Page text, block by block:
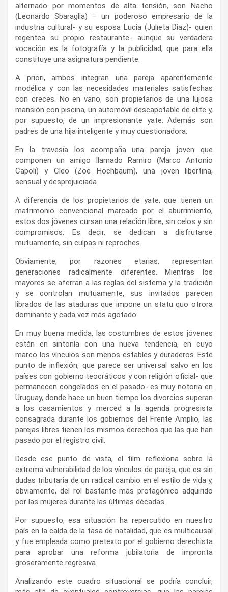
alternado por momentos de alta tensión, son Nacho
(Leonardo Sbaraglia) – un poderoso empresario de la
industria cultural- y su esposa Lucía (Julieta Díaz)- quien
regentea su propio restaurante- aunque su verdadera
vocación es la fotografía y la publicidad, que para ella
constituye una asignatura pendiente.
A priori, ambos integran una pareja aparentemente
modélica y con las necesidades materiales satisfechas
con creces. No en vano, son propietarios de una lujosa
mansión con piscina, un automóvil descapotable de elite y,
por supuesto, de un impresionante yate. Además son
padres de una hija inteligente y muy cuestionadora.
En la travesía los acompaña una pareja joven que
componen un amigo llamado Ramiro (Marco Antonio
Capoli) y Cleo (Zoe Hochbaum), una joven libertina,
sensual y desprejuiciada.
A diferencia de los propietarios de yate, que tienen un
matrimonio convencional marcado por el aburrimiento,
estos dos jóvenes cursan una relación libre, sin celos y sin
compromisos. Es decir, se dedican a disfrutarse
mutuamente, sin culpas ni reproches.
Obviamente, por razones etarias, representan
generaciones radicalmente diferentes. Mientras los
mayores se aferran a las reglas del sistema y la tradición
y se controlan mutuamente, sus invitados parecen
librados de las ataduras que impone un statu quo otrora
dominante y cada vez más agotado.
En muy buena medida, las costumbres de estos jóvenes
están en sintonía con una nueva tendencia, en cuyo
marco los vínculos son menos estables y duraderos. Este
punto de inflexión, que parece ser universal salvo en los
países con gobierno teocráticos y con religión oficial- que
permanecen congelados en el pasado- es muy notoria en
Uruguay, donde hace un buen tiempo los divorcios superan
a los casamientos y merced a la agenda progresista
consagrada durante los gobiernos del Frente Amplio, las
parejas libres tienen los mismos derechos que las que han
pasado por el registro civil.
Desde ese punto de vista, el film reflexiona sobre la
extrema vulnerabilidad de los vínculos de pareja, que es sin
dudas tributaria de un radical cambio en el estilo de vida y,
obviamente, del rol bastante más protagónico adquirido
por las mujeres durante las últimas décadas.
Por supuesto, esa situación ha repercutido en nuestro
país en la caída de la tasa de natalidad, que es multicausal
y fue empleada como pretexto por el gobierno derechista
para aprobar una reforma jubilatoria de impronta
groseramente regresiva.
Analizando este cuadro situacional se podría concluir,